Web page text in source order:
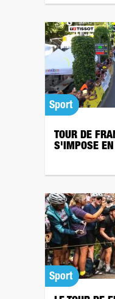
Sport
TOUR DE
S'IMPOSE EN
Sport